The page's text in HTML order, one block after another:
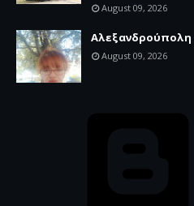
August 09, 2026
Αλεξανδρούπολη
August 09, 2026